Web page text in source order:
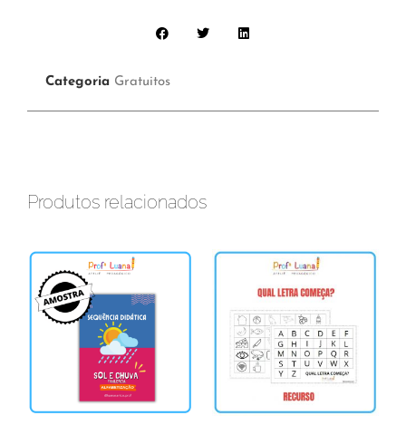
Categoria Gratuitos
Produtos relacionados